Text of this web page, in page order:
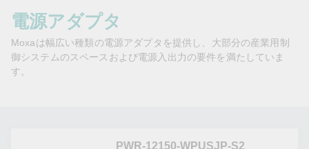
問い合わせ
ートナー・ゾーン
Moxa
電源アダプタ
Moxaは幅広い種類の電源アダプタを提供し、大部分の産業用制
御システムのスペースおよび電源入出力の要件を満たしていま
す。
PWR-12150-WPUSJP-S2